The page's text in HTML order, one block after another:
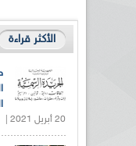
الأكثر قراءة
20 أبريل 2021 |